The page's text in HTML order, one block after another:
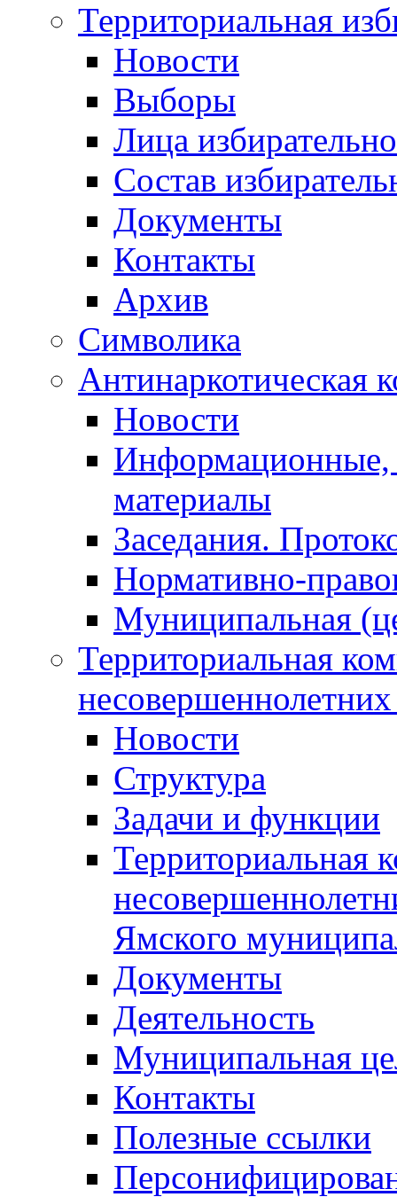
Территориальная
Новости
Выборы
Лица
Состав
Документы
Контакты
Архив
Символика
Антинаркотическая
Новости
Информационные,
материалы
Заседания.
Нормативно-
Муниципальная
Территориальная
Новости
Структура
Задачи и функции
Территориальная
Ямского
Документы
Деятельность
Муниципальная
Контакты
Полезные ссылки